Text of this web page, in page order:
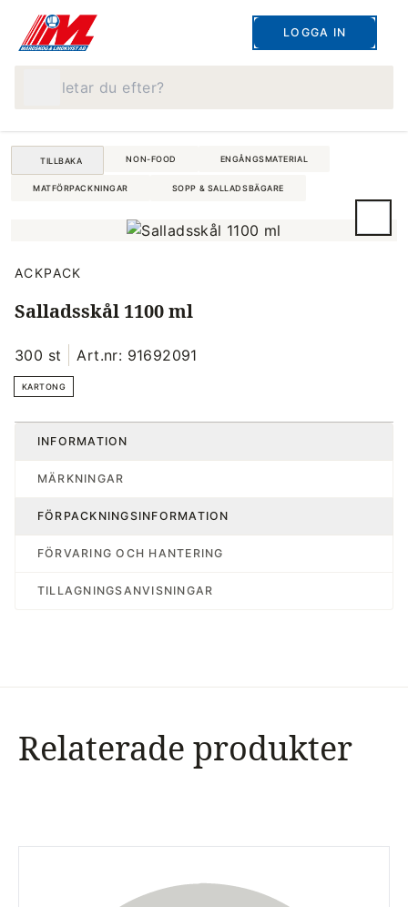
LOGGA IN
TILLBAKA NON-FOOD ENGÅNGSMATERIAL
MATFÖRPACKNINGAR SOPP & SALLADSBÄGARE
ACKPACK
Salladsskål 1100 ml
300 st Art.nr: 91692091
KARTONG
INFORMATION
MÄRKNINGAR
FÖRPACKNINGSINFORMATION
FÖRVARING OCH HANTERING
TILLAGNINGSANVISNINGAR
Relaterade produkter